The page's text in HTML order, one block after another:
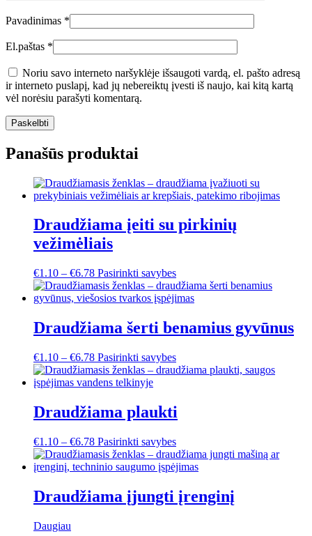
Pavadinimas *
El.paštas *
Noriu savo interneto naršyklėje išsaugoti vardą, el. pašto adresą
ir interneto puslapį, kad jų nebereiktų įvesti iš naujo, kai kitą kartą
vėl norėsiu parašyti komentarą.
Panašūs produktai
Draudžiama įeiti su pirkinių
vežimėliais
€1.10 – €6.78 Pasirinkti savybesThis
product
has
variants.
The
may
be
the
product
Draudžiama šerti benamius gyvūnus
€1.10 – €6.78 Pasirinkti savybesThis
product
variants.
The
may
be
chosen
the
product
Draudžiama plaukti
€1.10 – €6.78 Pasirinkti savybesThis
product
has
variants.
The
Draudžiama įjungti įrenginį
Daugiau